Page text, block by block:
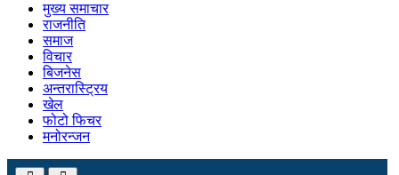
मुख्य समाचार
राजनीति
समाज
विचार
बिजनेस
अन्तरास्ट्रिय
खेल
फोटो फिचर
मनोरन्जन